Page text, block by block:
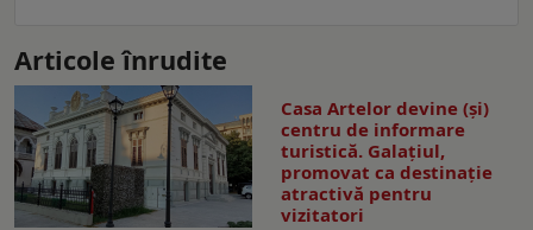
Articole înrudite
Casa Artelor devine (şi)
centru de informare
turistică. Galaţiul,
promovat ca destinaţie
atractivă pentru
vizitatori